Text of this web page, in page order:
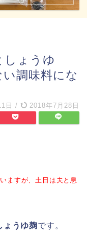
しょうゆ
調味料にな
日 / 2018年7月28日
ますが、土日は夫と息
ょうゆ麹です。